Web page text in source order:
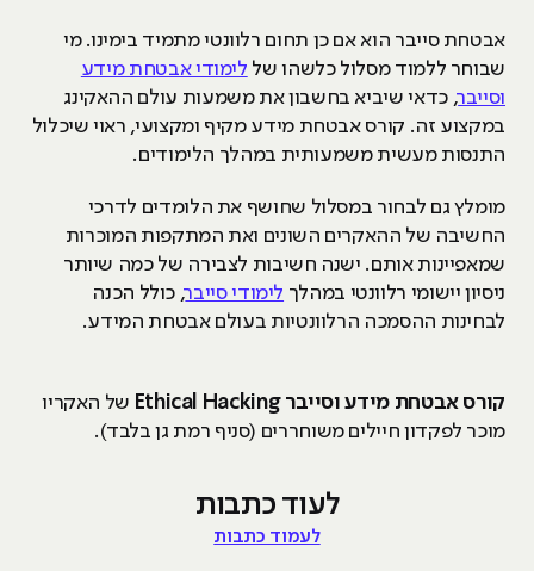
אבטחת סייבר הוא אם כן תחום רלוונטי מתמיד בימינו. מי
שבוחר ללמוד מסלול כלשהו של לימודי אבטחת מידע
וסייבר, כדאי שיביא בחשבון את משמעות עולם ההאקינג
במקצוע זה. קורס אבטחת מידע מקיף ומקצועי, ראוי שיכלול
התנסות מעשית משמעותית במהלך הלימודים.
מומלץ גם לבחור במסלול שחושף את הלומדים לדרכי
החשיבה של ההאקרים השונים ואת המתקפות המוכרות
שמאפיינות אותם. ישנה חשיבות לצבירה של כמה שיותר
ניסיון יישומי רלוונטי במהלך לימודי סייבר, כולל הכנה
לבחינות ההסמכה הרלוונטיות בעולם אבטחת המידע.
קורס אבטחת מידע וסייבר Ethical Hacking
של האקריו
מוכר לפקדון חיילים משוחררים (סניף רמת גן בלבד).
לעוד כתבות
לעמוד כתבות